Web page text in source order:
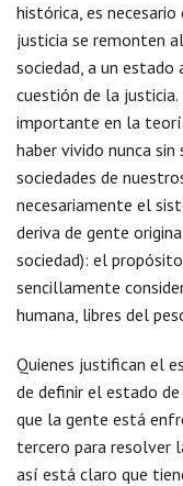
histórica, es
justicia se remonten
sociedad, a un estado
cuestión de la
importante en la
haber vivido nunca
sociedades de
necesariamente el
deriva de gente
sociedad): el
sencillamente
humana, libres del
Quienes justifican el
de definir el estado
que la gente está
tercero para resolver
así está claro que